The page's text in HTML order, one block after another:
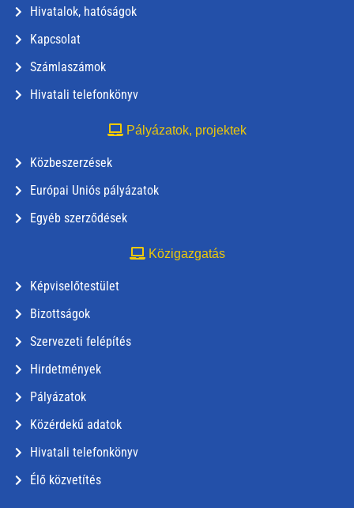
Hivatalok, hatóságok
Kapcsolat
Számlaszámok
Hivatali telefonkönyv
Pályázatok, projektek
Közbeszerzések
Európai Uniós pályázatok
Egyéb szerződések
Közigazgatás
Képviselőtestület
Bizottságok
Szervezeti felépítés
Hirdetmények
Pályázatok
Közérdekű adatok
Hivatali telefonkönyv
Élő közvetítés